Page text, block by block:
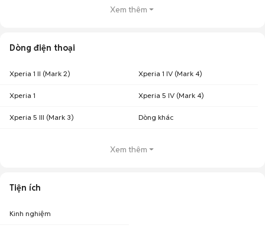
Xem thêm
Dòng điện thoại
Xperia 1 II (Mark 2) Xperia 1 IV (Mark 4)
Xperia 1 Xperia 5 IV (Mark 4)
Xperia 5 III (Mark 3) Dòng khác
Xem thêm
Tiện ích
Kinh nghiệm